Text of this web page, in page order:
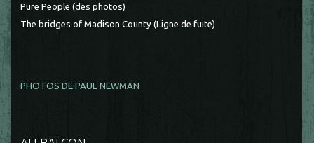
Pure People (des photos)
The bridges of Madison County (Ligne de fuite)
PHOTOS DE PAUL NEWMAN